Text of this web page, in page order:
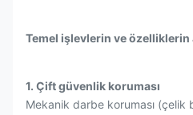
Temel işlevlerin ve özelliklerin
1. Çift güvenlik koruması
Mekanik darbe koruması (çelik